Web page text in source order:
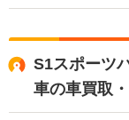
S1スポーツ
車の車買取